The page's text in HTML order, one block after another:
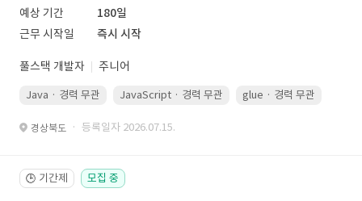
예상 기간
180일
근무 시작일
즉시 시작
풀스택 개발자 주니어
Java · 경력 무관 JavaScript · 경력 무관 glue · 경력 무관
경상북도 · 등록일자 2026.07.15.
🕒 기간제 모집 중